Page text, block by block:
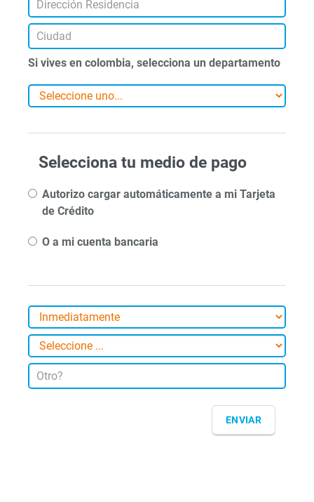
Si vives en colombia, selecciona un departamento
Selecciona tu medio de pago
Autorizo cargar automáticamente a mi Tarjeta
de Crédito
O a mi cuenta bancaria